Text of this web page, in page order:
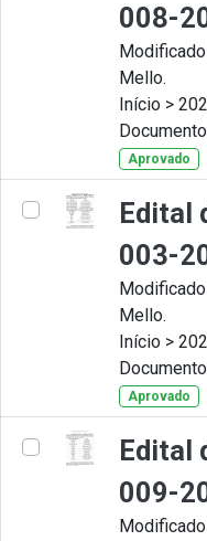
008-
Modificado
Mello.
Início >
Documento
Aprovado
Edital
003-
Mello.
Início >
Aprovado
Edital
009-